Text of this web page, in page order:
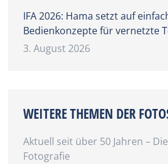
IFA 2026: Hama setzt auf
Bedienkonzepte für vernetzte
3. August 2026
WEITERE THEMEN DER
Aktuell seit über 50 Jahren –
Fotografie